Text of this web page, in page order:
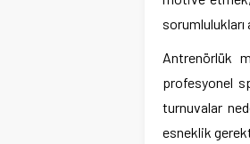
sorumlulukları
Antrenörlük
profesyonel
turnuvalar
esneklik